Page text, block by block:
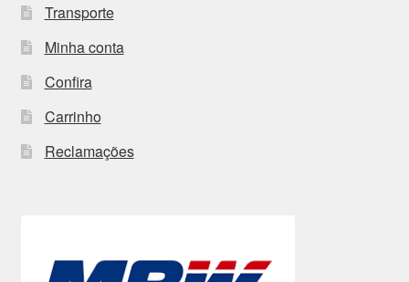
Transporte
Minha conta
Confira
Carrinho
Reclamações